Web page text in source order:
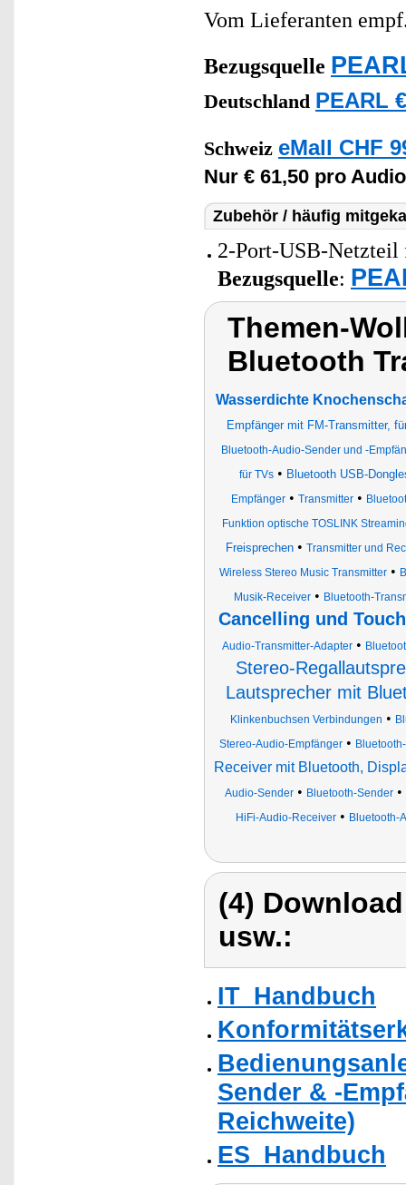
Vom Lieferanten
Bezugsquelle
Deutschland PEARL
Schweiz eMall CHF
Nur € 61,50 pro
Zubehör / häufig
2-Port-USB-Netzteil
Bezugsquelle:
Themen-
Bluetooth
Wasserdichte
Empfänger mit FM-Transmitter,
Bluetooth-Audio-Sender und -
für TVs • Bluetooth USB-
Empfänger• Transmitter•
Funktion optische TOSLINK
Freisprechen • Transmitter und
Wireless Stereo Music Transmitter •
Musik-Receiver• Bluetooth-
Cancelling und
Audio-Transmitter-Adapter •
Stereo-
Lautsprecher mit
Klinkenbuchsen Verbindungen •
Stereo-Audio-Empfänger •
Receiver mit Bluetooth,
Audio-Sender • Bluetooth-Sender •
HiFi-Audio-Receiver • Bluetooth-
(4)
usw.:
IT_Handbuch
Sender & -
Reichweite)
ES_Handbuch